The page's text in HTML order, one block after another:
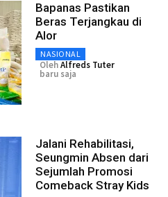
Bapanas Pastikan
Beras Terjangkau di
Alor
NASIONAL
OlehAlfreds Tuter
baru saja
Jalani Rehabilitasi,
Seungmin Absen dari
Sejumlah Promosi
Comeback Stray Kids